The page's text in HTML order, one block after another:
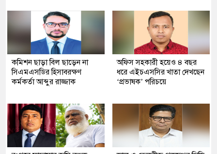
কমিশন ছাড়া বিল ছাড়েন না
সিএমএসডির হিসাবরক্ষণ
কর্মকর্তা আব্দুর রাজ্জাক
অফিস সহকারী হয়েও ৪ বছর
ধরে এইচএসসির খাতা দেখছেন
‘প্রভাষক’ পরিচয়ে